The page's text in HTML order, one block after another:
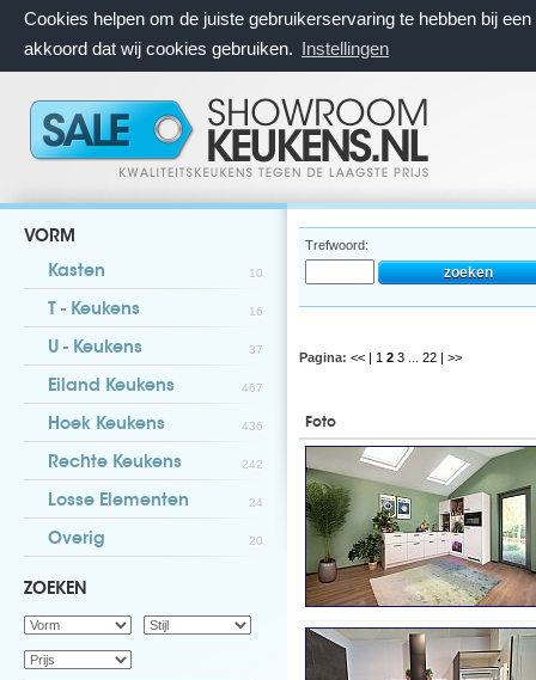
Cookies helpen om de juiste gebruikerservaring te hebben bij
akkoord dat wij cookies gebruiken. Instellingen
VORM
Kasten 10
T - Keukens 16
U - Keukens 37
Eiland Keukens 467
Hoek Keukens 436
Rechte Keukens 242
Losse Elementen 24
Overig 20
ZOEKEN
Trefwoord:
Pagina: << | 1 2 3 22 | >>
Foto